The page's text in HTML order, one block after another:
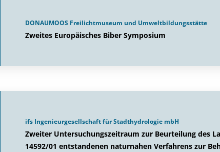
DONAUMOOS Freilichtmuseum und Umweltbildungsstätte
Zweites Europäisches Biber Symposium
ifs Ingenieurgesellschaft für Stadthydrologie mbH
Zweiter Untersuchungszeitraum zur Beurteilung des
14592/01 entstandenen naturnahen Verfahrens zur